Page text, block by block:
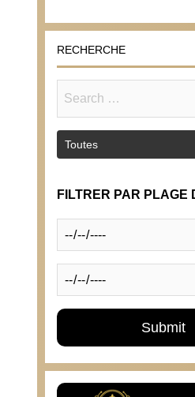
RECHERCHE
FILTRER PAR PLAGE